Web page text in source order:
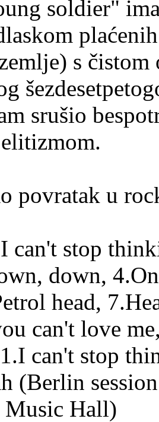
soldier"
s
srušio
povratak u
can't stop
down,
head,
can't love
can't stop
(Berlin
Music Hall)